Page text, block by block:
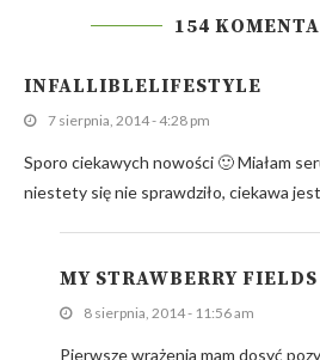
154
INFALLIBLELIFESTYLE
7 sierpnia, 2014 - 4:28 pm
Sporo ciekawych nowości 🙂 Miałam
niestety się nie sprawdziło, ciekawa
MY STRAWBERRY FIELDS
8 sierpnia, 2014 - 11:56 am
Pierwsze wrażenia mam dosyć